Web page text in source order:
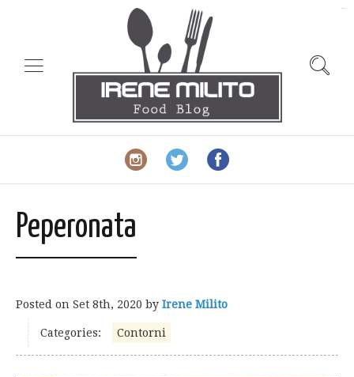
Peperonata
Posted on Set 8th, 2020 by Irene Milito
Categories: Contorni